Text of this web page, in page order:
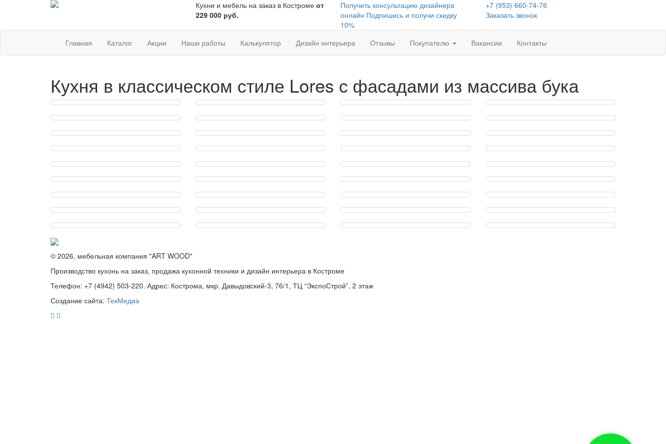
Кухни и мебель на заказ в Костроме от
229 000 руб.
Получить консультацию дизайнера
онлайн Подпишись и получи скидку
10%
+7 (953) 660-74-76
Заказать звонок
Главная Каталог Акции Наши работы Калькулятор Дизайн интерьера Отзывы Покупателю Вакансии Контакты
Кухня в классическом стиле Lores с фасадами из массива бука
© 2026, мебельная компания "ART WOOD"
Производство кухонь на заказ, продажа кухонной техники и дизайн интерьера в Костроме
Телефон: +7 (4942) 503-220. Адрес: Кострома, мкр. Давыдовский-3, 76/1, ТЦ “ЭкспоСтрой”, 2 этаж
Создание сайта: ТекМедиа